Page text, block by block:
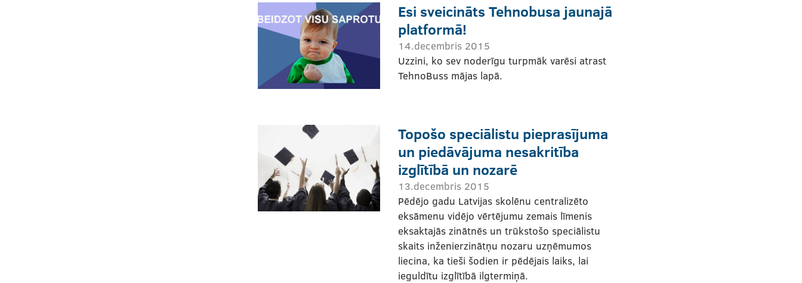
Esi sveicināts Tehnobusa jaunajā
platformā!
14.decembris 2015
Uzzini, ko sev noderīgu turpmāk varēsi atrast
TehnoBuss mājas lapā.
Topošo speciālistu pieprasījuma
un piedāvājuma nesakritība
izglītībā un nozarē
13.decembris 2015
Pēdējo gadu Latvijas skolēnu centralizēto
eksāmenu vidējo vērtējumu zemais līmenis
eksaktajās zinātnēs un trūkstošo speciālistu
skaits inženierzinātņu nozaru uzņēmumos
liecina, ka tieši šodien ir pēdējais laiks, lai
ieguldītu izglītībā ilgtermiņā.